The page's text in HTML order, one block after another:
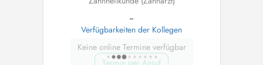
--
Verfügbarkeiten der Kollegen
Keine online Termine verfügbar
Termin per Anruf